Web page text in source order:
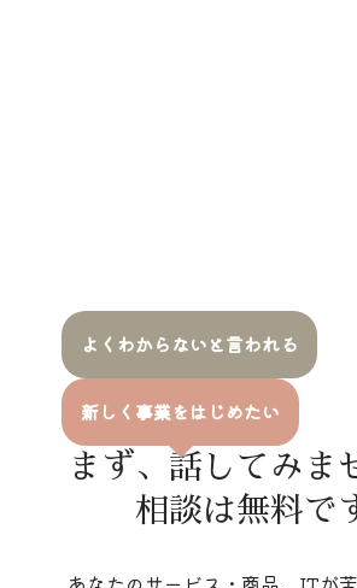
よくわからないと言われる
新しく事業をはじめたい
まず、話してみま
相談は無料で